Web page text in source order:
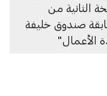
الثانية من
صندوق خليفة
الأعمال"